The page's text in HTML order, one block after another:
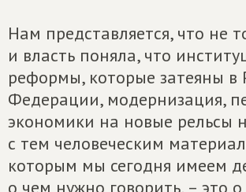
Нам представляется, что не
и власть поняла, что
реформы, которые затеяны в
Федерации, модернизация,
экономики на новые рельсы
с тем человеческим
которым мы сегодня имеем
о чем нужно говорить, – это